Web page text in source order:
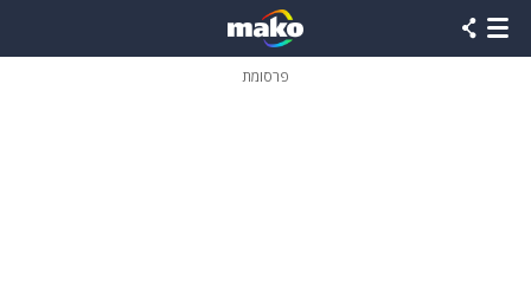
פרסומת